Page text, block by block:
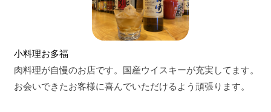
小料理お多福
肉料理が自慢のお店です。国産ウイスキーが充実してます。
お会いできたお客様に喜んでいただけるよう頑張ります。